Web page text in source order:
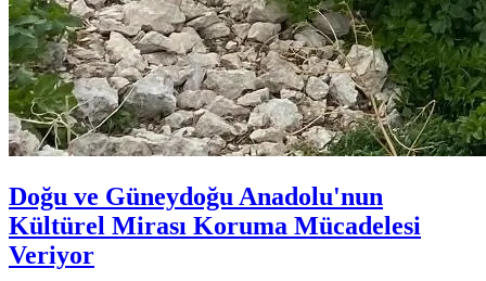
Doğu ve Güneydoğu Anadolu'nun
Kültürel Mirası Koruma Mücadelesi
Veriyor